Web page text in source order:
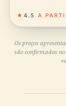
★ 4.5 A
Os preços
são confirmados